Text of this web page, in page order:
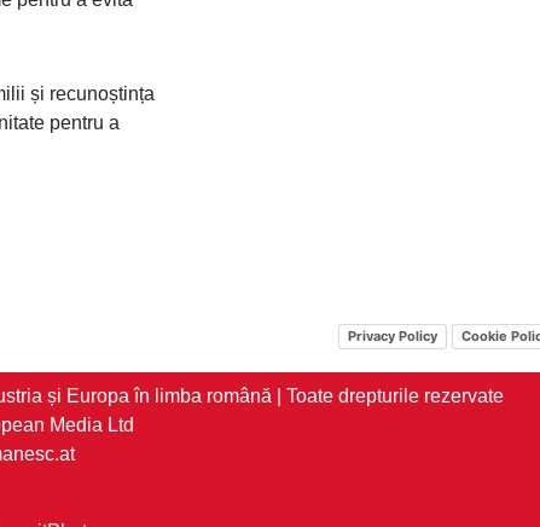
și recunoștința
pentru a
Privacy Policy Cookie
și Europa în limba română | Toate drepturile rezervate
Media Ltd